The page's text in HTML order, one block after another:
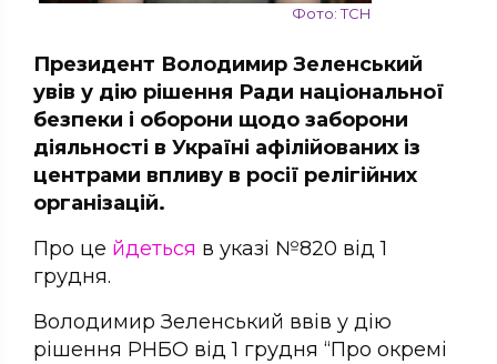
Фото: ТСН
Президент Володимир Зеленський
увів у дію рішення Ради національної
безпеки і оборони щодо заборони
діяльності в Україні афілійованих із
центрами впливу в росії релігійних
організацій.
Про це йдеться в указі №820 від 1
грудня.
Володимир Зеленський ввів у дію
рішення РНБО від 1 грудня “Про окремі